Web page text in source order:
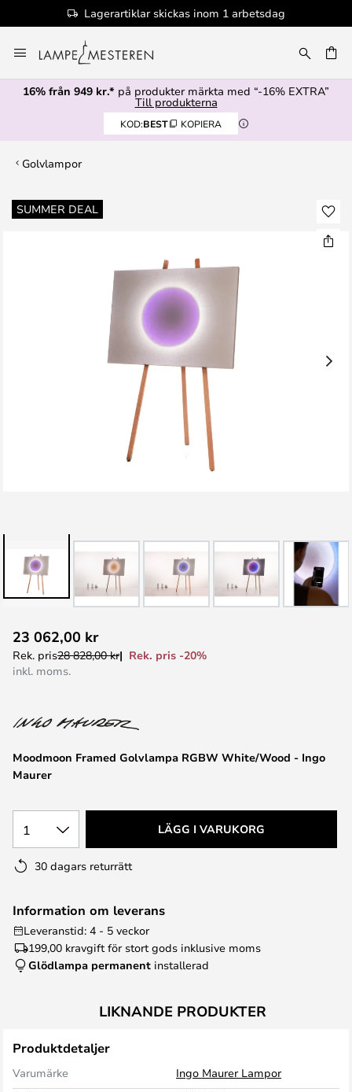
Lagerartiklar skickas inom 1 arbetsdag
till
innehållet
16% från 949 kr.* på produkter märkta med “-16% EXTRA”
Till produkterna
KOD:BEST KOPIERA
Golvlampor
SUMMER DEAL
Hoppa
till
till
början
Moodmoon Framed Golvlampa RGBW White/Wood - Ingo
Maurer
23 062,00 kr
Rek. pris28 828,00 kr
Rek. pris -20%
inkl. moms.
1 LÄGG I VARUKORG
30 dagars returrätt
Information om leverans
Leveranstid: 4 - 5 veckor
199,00 kravgift för stort gods inklusive moms
Glödlampa permanent installerad
LIKNANDE PRODUKTER
Produktdetaljer
Varumärke
Ingo Maurer Lampor